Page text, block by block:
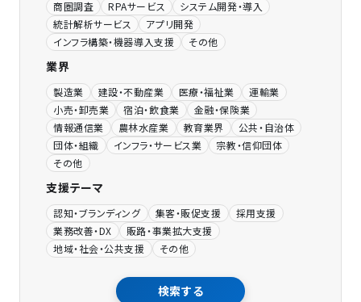
商圏調査
RPAサービス
システム開発・導入
統計解析サービス
アプリ開発
インフラ構築・機器導入支援
その他
業界
製造業 建設・不動産業 医療・福祉業
運輸業
小売・卸売業
宿泊・飲食業
金融・保険業
情報通信業
農林水産業 教育業界
公共・自治体
団体・組織
インフラ・サービス業
宗教・信仰団体
その他
支援テーマ
認知・ブランディング 集客・販促支援
採用支援
業務改善・DX
販路・事業拡大支援
地域・社会・公共支援
その他
検索する